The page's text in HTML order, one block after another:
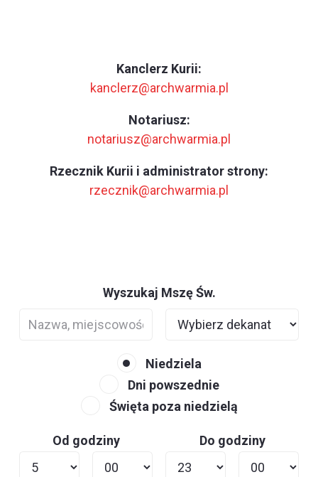
Kanclerz Kurii:
kanclerz@archwarmia.pl
Notariusz:
notariusz@archwarmia.pl
Rzecznik Kurii i administrator strony:
rzecznik@archwarmia.pl
Wyszukaj Mszę Św.
Niedziela
Dni powszednie
Święta poza niedzielą
Od godziny Do godziny